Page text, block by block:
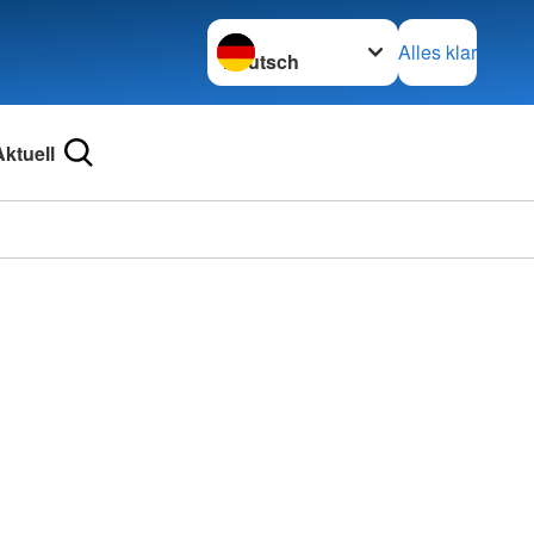
Sprache wechseln zu
Alles klar